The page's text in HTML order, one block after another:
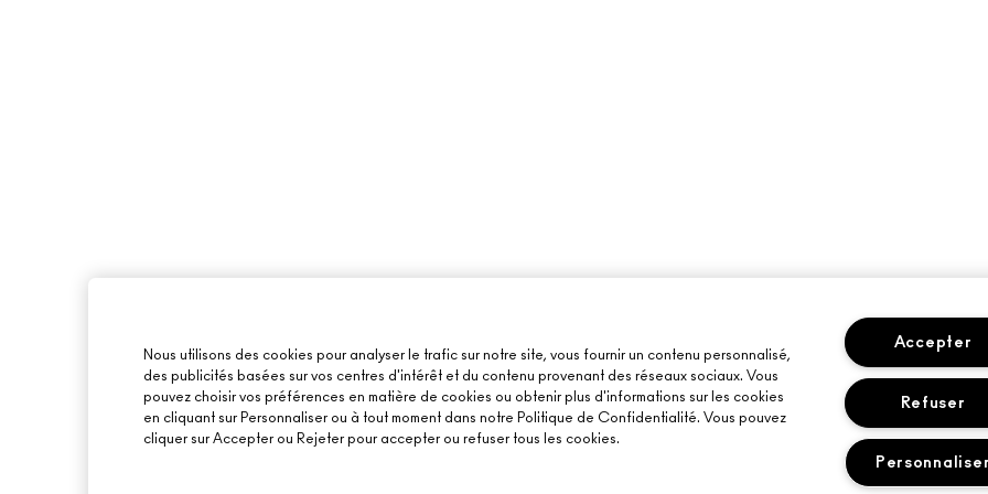
Nous utilisons des cookies pour analyser le trafic sur notre site, vous fournir un contenu personnalisé,
des publicités basées sur vos centres d'intérêt et du contenu provenant des réseaux sociaux. Vous
pouvez choisir vos préférences en matière de cookies ou obtenir plus d'informations sur les cookies
en cliquant sur Personnaliser ou à tout moment dans notre Politique de Confidentialité. Vous pouvez
cliquer sur Accepter ou Rejeter pour accepter ou refuser tous les cookies.
Accepter
Refuser